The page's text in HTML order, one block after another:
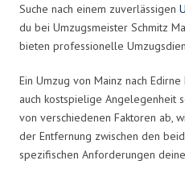
Suche nach einem zuverlässigen
du bei Umzugsmeister Schmitz
bieten professionelle
Ein Umzug von Mainz nach
auch kostspielige Angelegenheit
von verschiedenen Faktoren ab,
der Entfernung zwischen den
spezifischen Anforderungen